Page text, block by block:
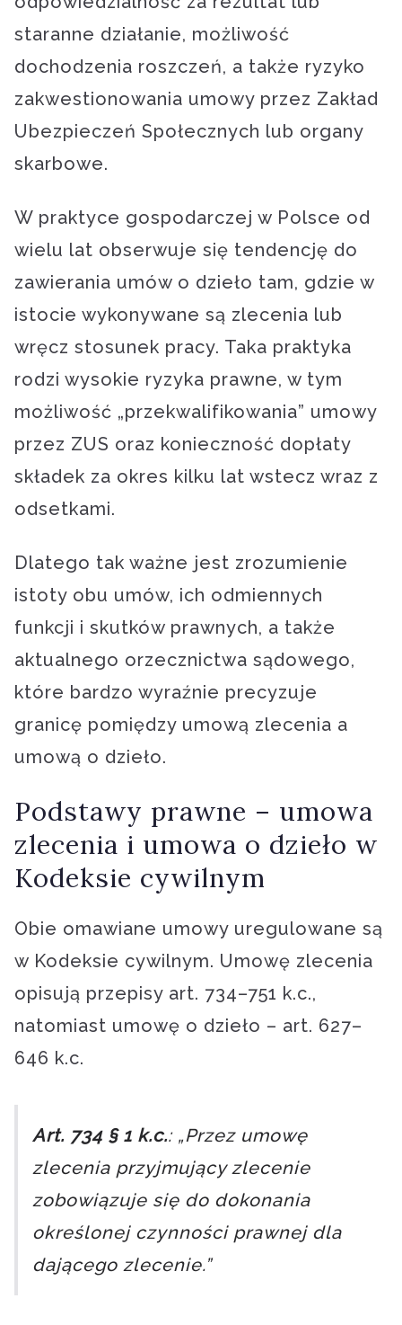
staranne działanie, możliwość
dochodzenia roszczeń, a także ryzyko
zakwestionowania umowy przez Zakład
Ubezpieczeń Społecznych lub organy
skarbowe.
W praktyce gospodarczej w Polsce od
wielu lat obserwuje się tendencję do
zawierania umów o dzieło tam, gdzie w
istocie wykonywane są zlecenia lub
wręcz stosunek pracy. Taka praktyka
rodzi wysokie ryzyka prawne, w tym
możliwość „przekwalifikowania” umowy
przez ZUS oraz konieczność dopłaty
składek za okres kilku lat wstecz wraz z
odsetkami.
Dlatego tak ważne jest zrozumienie
istoty obu umów, ich odmiennych
funkcji i skutków prawnych, a także
aktualnego orzecznictwa sądowego,
które bardzo wyraźnie precyzuje
granicę pomiędzy umową zlecenia a
umową o dzieło.
Podstawy prawne – umowa
zlecenia i umowa o dzieło w
Kodeksie cywilnym
Obie omawiane umowy uregulowane są
w Kodeksie cywilnym. Umowę zlecenia
opisują przepisy art. 734–751 k.c.,
natomiast umowę o dzieło – art. 627–
646 k.c.
Art. 734 § 1 k.c.: „Przez umowę
zlecenia przyjmujący zlecenie
zobowiązuje się do dokonania
określonej czynności prawnej dla
dającego zlecenie.”